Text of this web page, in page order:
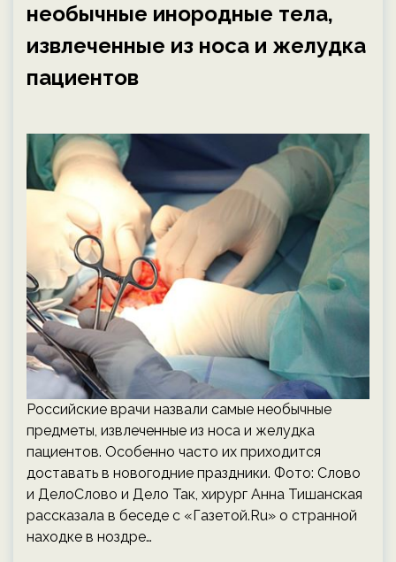
необычные инородные тела,
извлеченные из носа и желудка
пациентов
Российские врачи назвали самые необычные
предметы, извлеченные из носа и желудка
пациентов. Особенно часто их приходится
доставать в новогодние праздники. Фото: Слово
и ДелоСлово и Дело Так, хирург Анна Тишанская
рассказала в беседе с «Газетой.Ru» о странной
находке в ноздре…